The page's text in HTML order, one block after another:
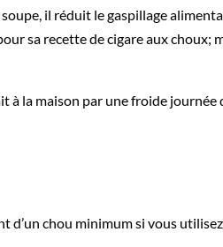
il réduit le gaspillage
sa recette de cigare aux
à la maison par une froide journée
d’un chou minimum si vous